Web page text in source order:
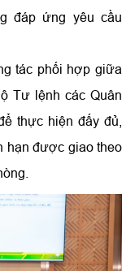
đáp ứng yêu cầu
tác phối hợp giữa
Tư lệnh các Quân
thực hiện đấy đủ,
hạn được giao theo